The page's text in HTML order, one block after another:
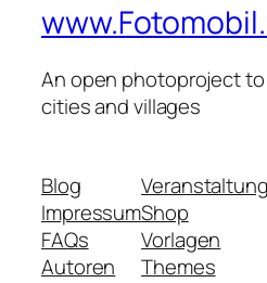
An open photoproject
cities and villages
Blog
Impressum
FAQs
Autoren
Shop
Vorlagen
Themes